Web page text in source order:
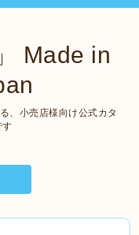
Made in
、小売店様向け公式カタ
す